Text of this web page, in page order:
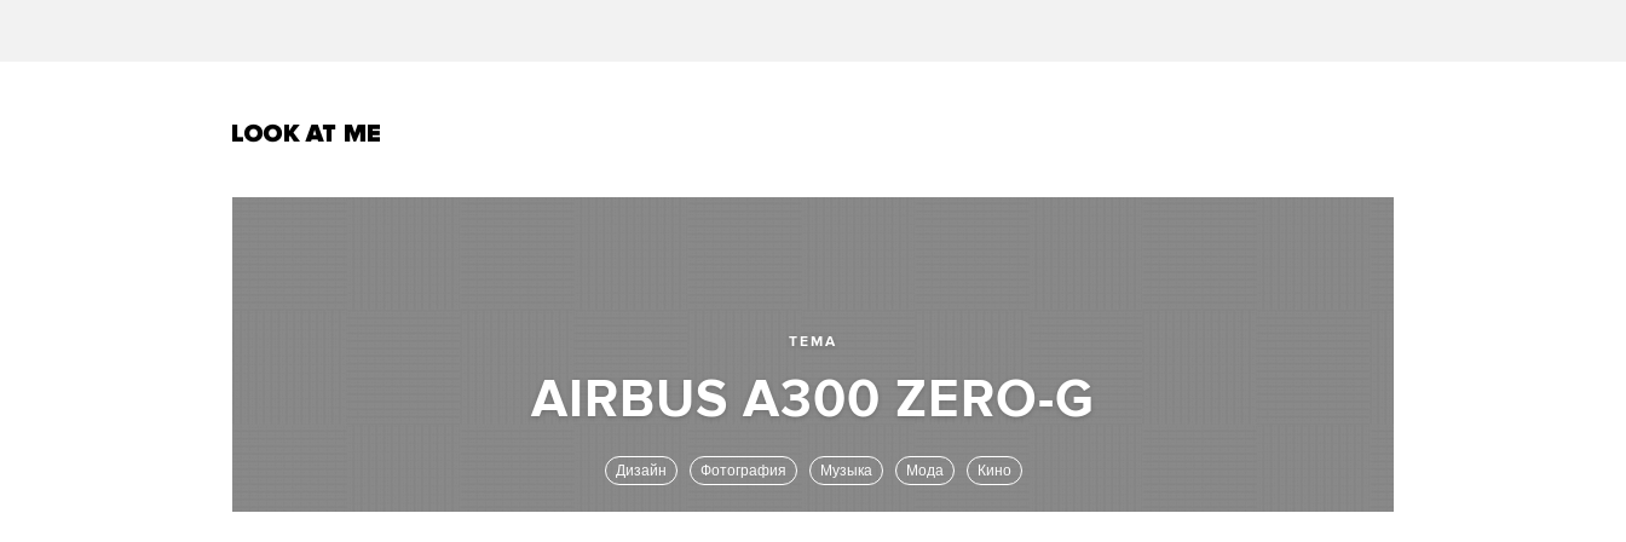
ТЕМА
Дизайн Фотография Музыка Мода Кино